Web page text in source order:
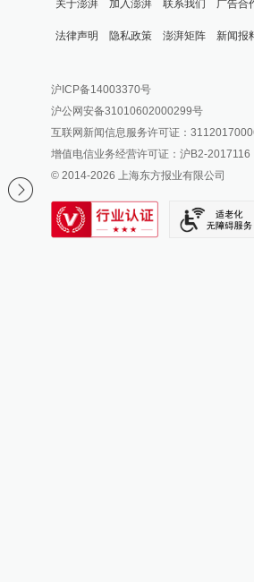
湖北一中学两女生走廊冲突1人被
刺伤1人坠亡，警方正调查
武
关于澎湃 加入澎湃 联系我们 广告合
法律声明 隐私政策 澎湃矩阵
澎湃新闻公众号
澎湃新闻抖音号
派生万物开放平台
IP SHANGHAI
SIXTH TONE
新闻报
报料邮箱: news@thepaper.cn
沪ICP备14003370号
沪公网安备31010602000299号
互联网新闻信息服务许可证：
增值电信业务经营许可证：沪B2-2017116
© 2014-2026 上海东方报业有限公司